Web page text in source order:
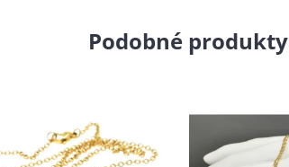
Podobné produkty